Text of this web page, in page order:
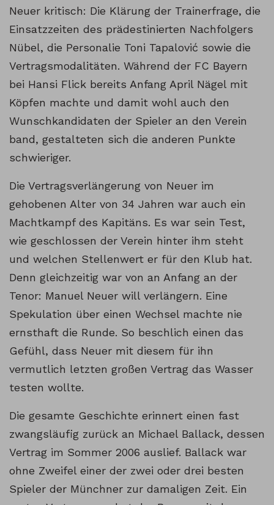
Neuer kritisch: Die Klärung der Trainerfrage, die
Einsatzzeiten des prädestinierten Nachfolgers
Nübel, die Personalie Toni Tapalović sowie die
Vertragsmodalitäten. Während der FC Bayern
bei Hansi Flick bereits Anfang April Nägel mit
Köpfen machte und damit wohl auch den
Wunschkandidaten der Spieler an den Verein
band, gestalteten sich die anderen Punkte
schwieriger.
Die Vertragsverlängerung von Neuer im
gehobenen Alter von 34 Jahren war auch ein
Machtkampf des Kapitäns. Es war sein Test,
wie geschlossen der Verein hinter ihm steht
und welchen Stellenwert er für den Klub hat.
Denn gleichzeitig war von an Anfang an der
Tenor: Manuel Neuer will verlängern. Eine
Spekulation über einen Wechsel machte nie
ernsthaft die Runde. So beschlich einen das
Gefühl, dass Neuer mit diesem für ihn
vermutlich letzten großen Vertrag das Wasser
testen wollte.
Die gesamte Geschichte erinnert einen fast
zwangsläufig zurück an Michael Ballack, dessen
Vertrag im Sommer 2006 auslief. Ballack war
ohne Zweifel einer der zwei oder drei besten
Spieler der Münchner zur damaligen Zeit. Ein